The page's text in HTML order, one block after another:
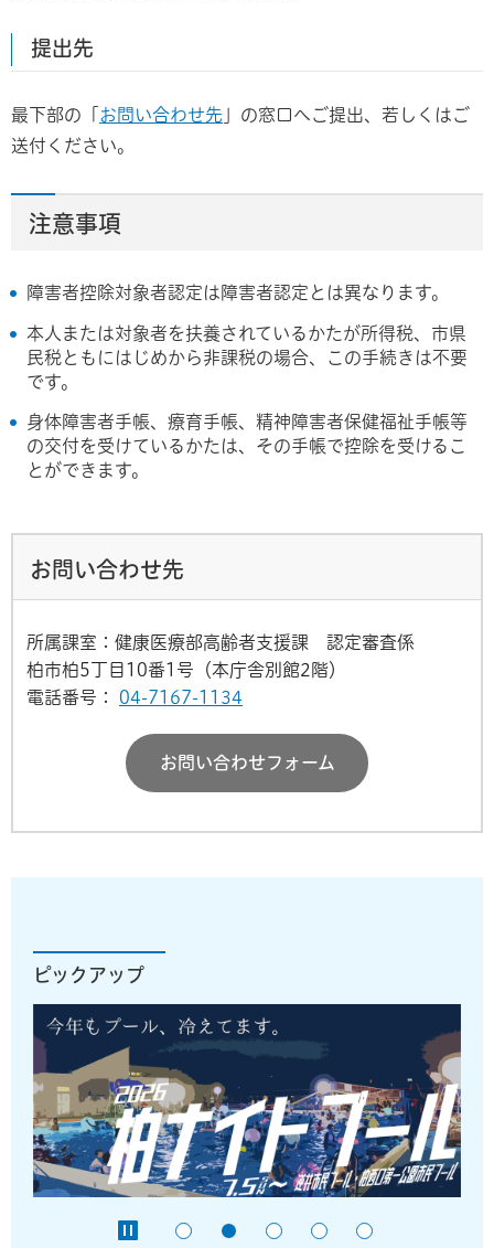
提出先
最下部の「 お問い合わせ先 」の窓口へご提出、若しくはご
送付ください。
注意事項
障害者控除対象者認定は障害者認定とは異なります。
本人または対象者を扶養されているかたが所得税、市県
民税ともにはじめから非課税の場合、この手続きは不要
です。
身体障害者手帳、療育手帳、精神障害者保健福祉手帳等
の交付を受けているかたは、その手帳で控除を受けるこ
とができます。
お問い合わせ先
所属課室：健康医療部高齢者支援課 認定審査係
柏市柏5丁目10番1号（本庁舎別館2階）
電話番号：
04-7167-1134
お問い合わせフォーム
ピックアップ